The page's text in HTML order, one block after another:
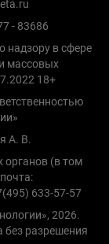
- 83686
надзору в сфере
массовых
18+
А. В.
органов (в том
633-57-57
2026.
без разрешения